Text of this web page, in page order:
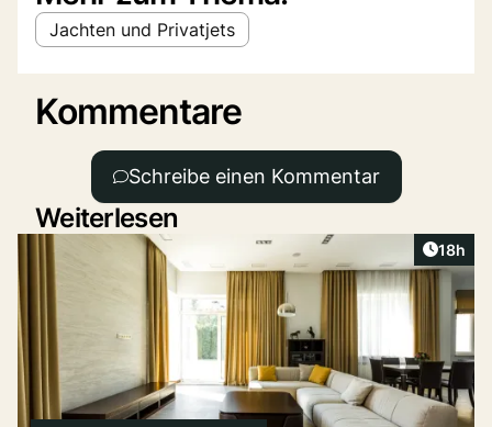
Jachten und Privatjets
Kommentare
Schreibe einen Kommentar
Weiterlesen
Artikel
18h